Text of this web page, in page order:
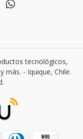
tecnológicos,
más. - Iquique, Chile.